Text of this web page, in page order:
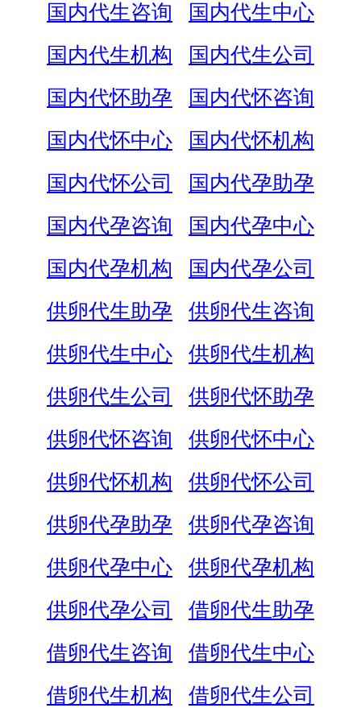
国内代生咨询
国内代生中心
国内代生机构
国内代生公司
国内代怀助孕
国内代怀咨询
国内代怀中心
国内代怀机构
国内代怀公司
国内代孕助孕
国内代孕咨询
国内代孕中心
国内代孕机构
国内代孕公司
供卵代生助孕
供卵代生咨询
供卵代生中心
供卵代生机构
供卵代生公司
供卵代怀助孕
供卵代怀咨询
供卵代怀中心
供卵代怀机构
供卵代怀公司
供卵代孕助孕
供卵代孕咨询
供卵代孕中心
供卵代孕机构
供卵代孕公司
借卵代生助孕
借卵代生咨询
借卵代生中心
借卵代生机构
借卵代生公司